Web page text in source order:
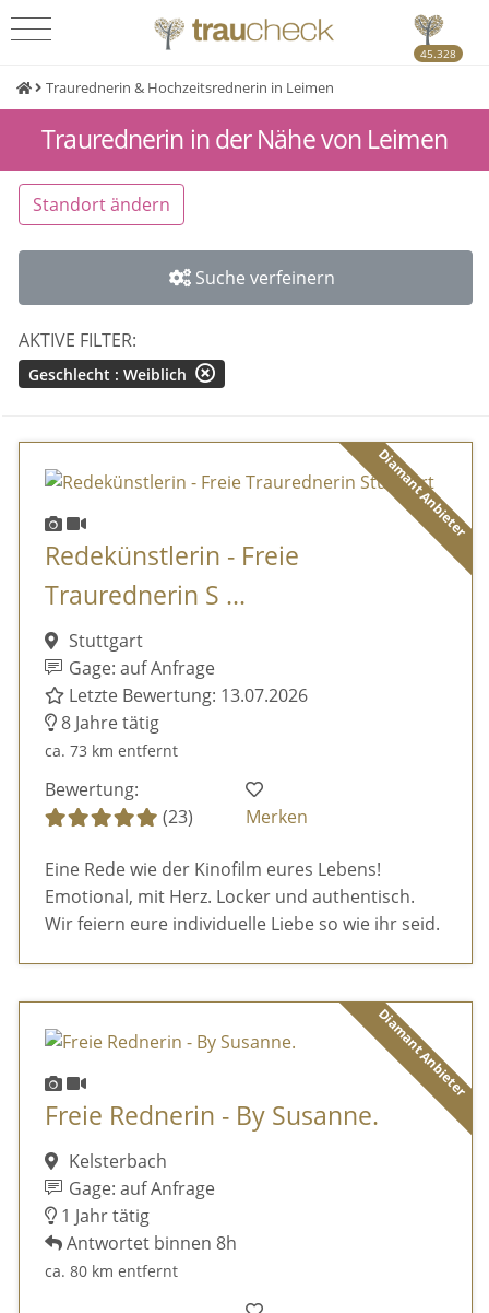
45.328
Traurednerin & Hochzeitsrednerin in Leimen
Traurednerin in der Nähe von Leimen
Standort ändern
Suche verfeinern
AKTIVE FILTER:
Geschlecht : Weiblich
Diamant Anbieter
Redekünstlerin - Freie
Traurednerin S ...
Stuttgart
Gage: auf Anfrage
Letzte Bewertung: 13.07.2026
8 Jahre tätig
ca. 73 km entfernt
Bewertung:
(23)
Merken
Eine Rede wie der Kinofilm eures Lebens!
Emotional, mit Herz. Locker und authentisch.
Wir feiern eure individuelle Liebe so wie ihr seid.
Diamant Anbieter
Freie Rednerin - By Susanne.
Kelsterbach
Gage: auf Anfrage
1 Jahr tätig
Antwortet binnen 8h
ca. 80 km entfernt